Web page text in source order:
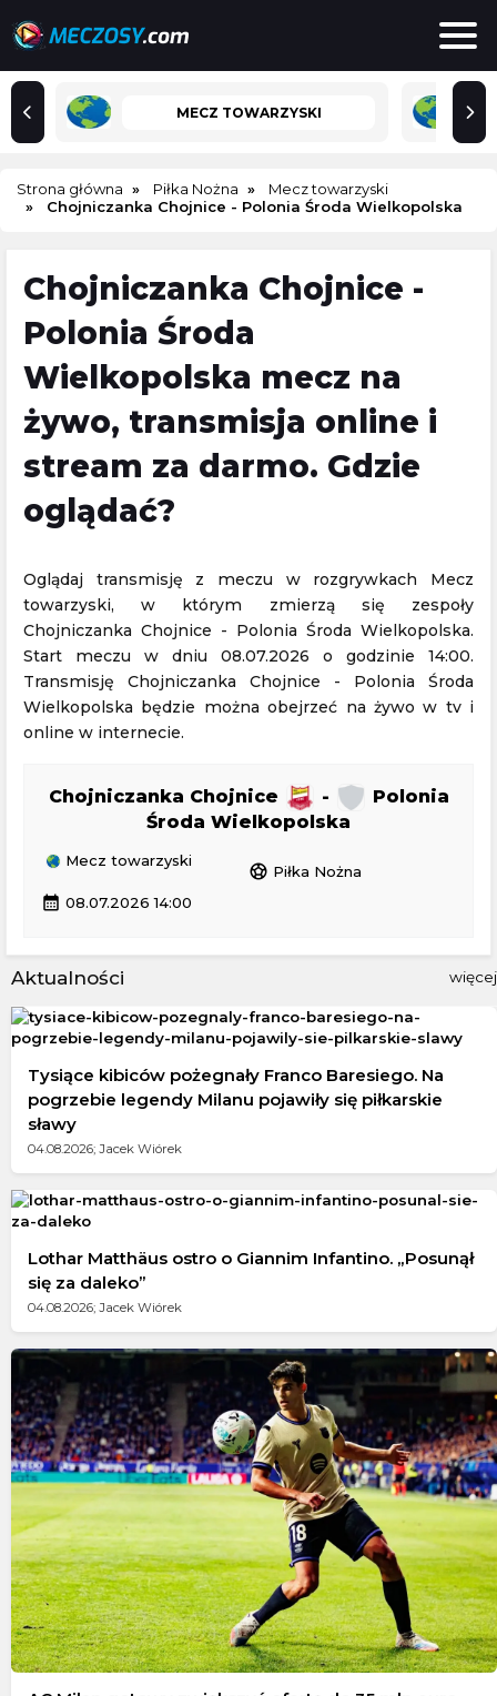
MECZ TOWARZYSKI
Strona główna Piłka Nożna
Mecz towarzyski
Chojniczanka Chojnice - Polonia Środa Wielkopolska
Chojniczanka Chojnice -
Polonia Środa
Wielkopolska mecz na
żywo, transmisja online i
stream za darmo. Gdzie
oglądać?
Oglądaj transmisję z meczu w rozgrywkach Mecz
towarzyski, w którym zmierzą się zespoły
Chojniczanka Chojnice - Polonia Środa Wielkopolska.
Start meczu w dniu 08.07.2026 o godzinie 14:00.
Transmisję Chojniczanka Chojnice - Polonia Środa
Wielkopolska będzie można obejrzeć na żywo w tv i
online w internecie.
Chojniczanka Chojnice -
Polonia
Środa Wielkopolska
Mecz towarzyski
sports_soccer Piłka Nożna
calendar_month 08.07.2026 14:00
Aktualności więcej
Tysiące kibiców pożegnały Franco Baresiego. Na
pogrzebie legendy Milanu pojawiły się piłkarskie
sławy
04.08.2026; Jacek Wiórek
Lothar Matthäus ostro o Giannim Infantino. „Posunął
się za daleko”
04.08.2026; Jacek Wiórek